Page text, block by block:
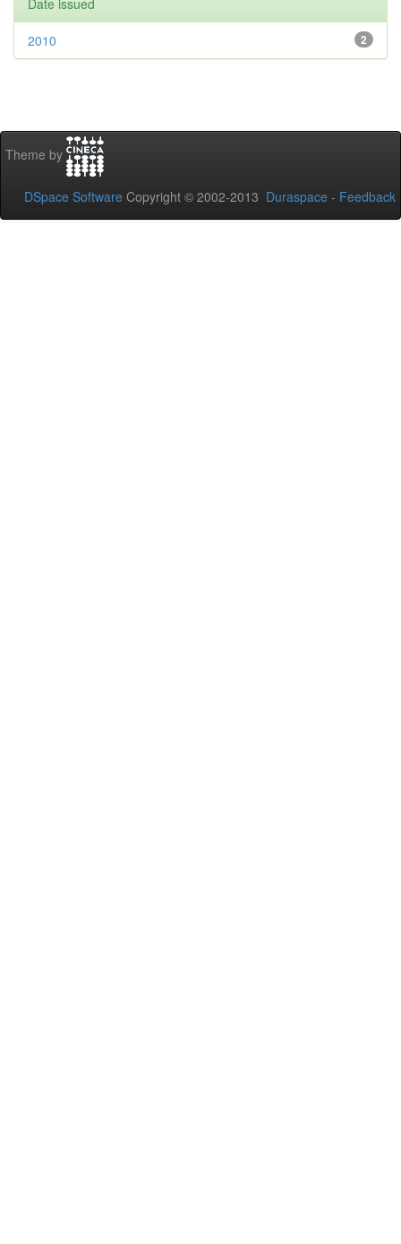
Date issued
2
2010
Theme by
DSpace Software Copyright © 2002-2013 Duraspace - Feedback